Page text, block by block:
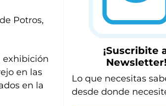
Potros,
exhibición
en las
en la
¡Suscribite
Newsletter!
Lo que necesitas
desde donde